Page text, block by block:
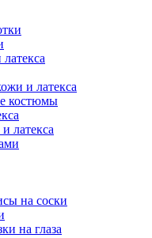
и латекса
костюмы
латекса
на соски
на глаза